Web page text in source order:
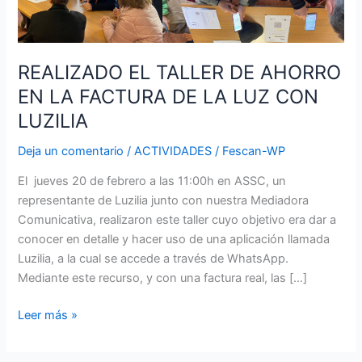
REALIZADO EL TALLER DE AHORRO
EN LA FACTURA DE LA LUZ CON
LUZILIA
Deja un comentario /ACTIVIDADES / Fescan-WP
El jueves 20 de febrero a las 11:00h en ASSC, un
representante de Luzilia junto con nuestra Mediadora
Comunicativa, realizaron este taller cuyo objetivo era dar a
conocer en detalle y hacer uso de una aplicación llamada
Luzilia, a la cual se accede a través de WhatsApp.
Mediante este recurso, y con una factura real, las […]
LA
LUZ
LUZILIA
Leer más »